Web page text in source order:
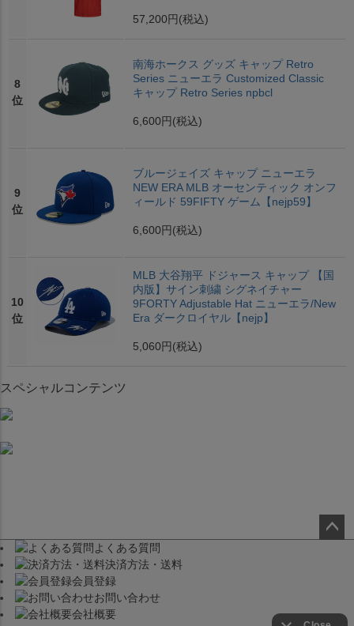
57,200円 (税込)
8
位
南海ホークス グッズ キャップ Retro
Series ニューエラ Customized Classic
キャップ Retro Series npbcl
6,600円 (税込)
9
位
ブルージェイズ キャップ ニューエラ
NEW ERA MLB オーセンティック オンフ
ィールド 59FIFTY ゲーム【nejp59】
6,600円 (税込)
10
位
MLB 大谷翔平 ドジャース キャップ 【国
内版】サイン刺繍 シグネイチャー
9FORTY Adjustable Hat ニューエラ/New
Era ダークロイヤル【nejp】
5,060円 (税込)
スペシャルコンテンツ
よくある質問
決済方法・送料
会員登録
お問い合わせ
会社概要